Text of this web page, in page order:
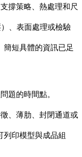
撐策略、熱處理和尺
、表面處理或檢驗
簡短具體的資訊已足
題的時間點。
、薄肋、封閉通道或
列印模型與成品組